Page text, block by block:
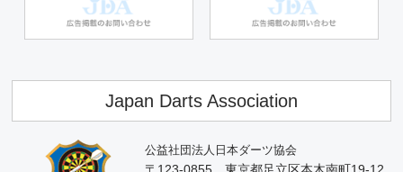
Japan Darts Association
公益社団法人日本ダーツ協会